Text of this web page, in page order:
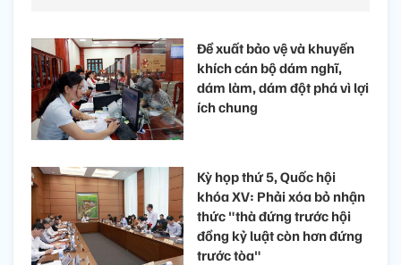
Đề xuất bảo vệ và khuyến
khích cán bộ dám nghĩ,
dám làm, dám đột phá vì lợi
ích chung
Kỳ họp thứ 5, Quốc hội
khóa XV: Phải xóa bỏ nhận
thức "thà đứng trước hội
đồng kỷ luật còn hơn đứng
trước tòa"